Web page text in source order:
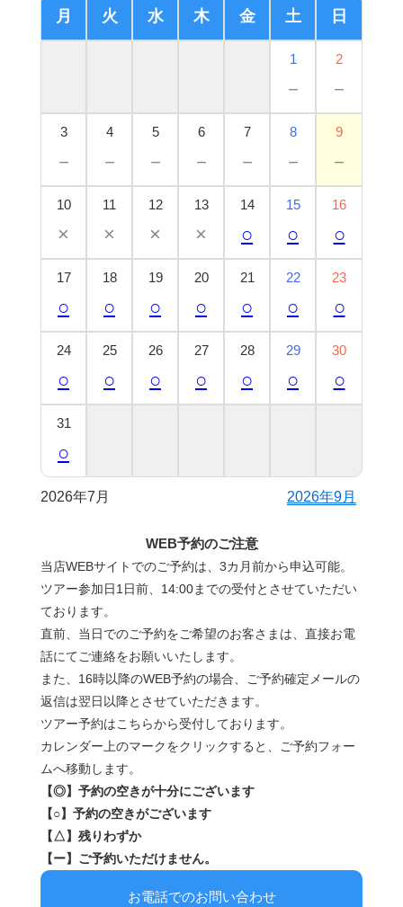
WEB予約のご注意
当店WEBサイトでのご予約は、3カ月前から申込可能。
ツアー参加日1日前、14:00までの受付とさせていただい
ております。
直前、当日でのご予約をご希望のお客さまは、直接お電
話にてご連絡をお願いいたします。
また、16時以降のWEB予約の場合、ご予約確定メールの
返信は翌日以降とさせていただきます。
ツアー予約はこちらから受付しております。
カレンダー上のマークをクリックすると、ご予約フォー
ムへ移動します。
【◎】予約の空きが十分にございます
【○】予約の空きがございます
【△】残りわずか
【ー】ご予約いただけません。
お電話でのお問い合わせ
月 火 水 木 金 土 日
1
－
2
－
3
－
4
－
5
－
6
－
7
－
8
－
9
－
10
×
11
×
12
×
13
×
14
○
15
○
16
○
17
○
18
○
19
○
20
○
21
○
22
○
23
○
24
○
25
○
26
○
27
○
28
○
29
○
30
○
31
○
2026年7月 2026年9月